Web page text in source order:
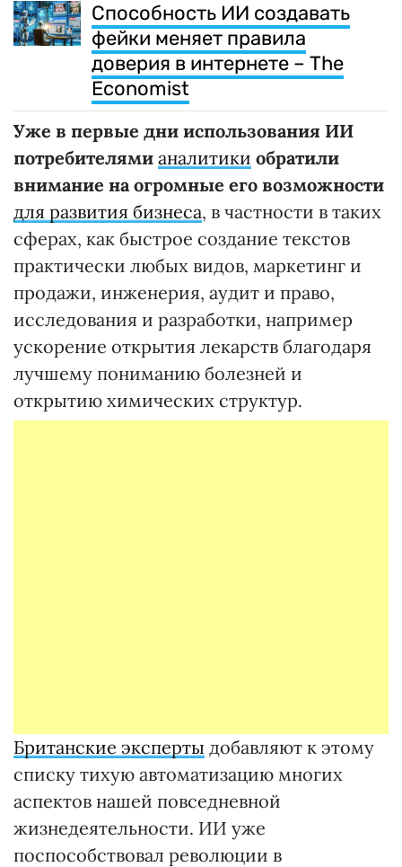
Способность ИИ создавать
фейки меняет правила
доверия в интернете – The
Economist
Уже в первые дни использования ИИ
потребителями аналитики обратили
внимание на огромные его возможности
для развития бизнеса, в частности в таких
сферах, как быстрое создание текстов
практически любых видов, маркетинг и
продажи, инженерия, аудит и право,
исследования и разработки, например
ускорение открытия лекарств благодаря
лучшему пониманию болезней и
открытию химических структур.
Британские эксперты добавляют к этому
списку тихую автоматизацию многих
аспектов нашей повседневной
жизнедеятельности. ИИ уже
поспособствовал революции в